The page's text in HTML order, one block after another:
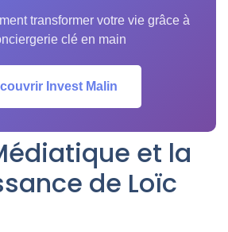
sont nécessaires.
transformer votre vie grâce à
clé en main
Invest Malin
et la
de Loïc